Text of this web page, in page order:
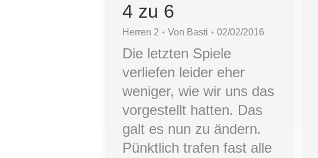
4 zu 6
Herren 2 Von Basti 02/02/2016
Die letzten Spiele
verliefen leider eher
weniger, wie wir uns das
vorgestellt hatten. Das
galt es nun zu ändern.
Pünktlich trafen fast alle